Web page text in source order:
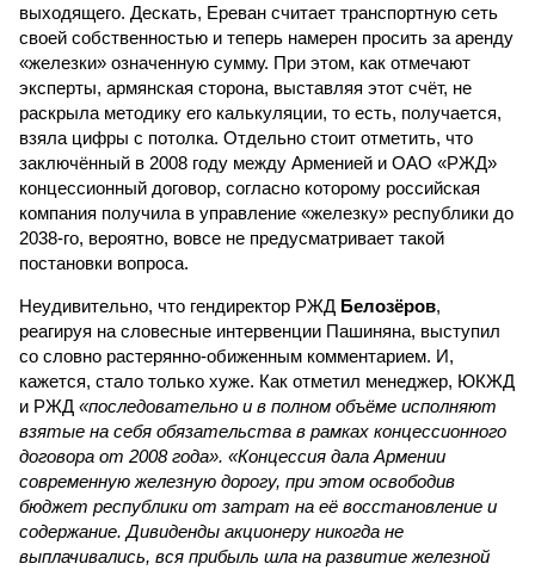
выходящего. Дескать, Ереван считает транспортную сеть
своей собственностью и теперь намерен просить за аренду
«железки» означенную сумму. При этом, как отмечают
эксперты, армянская сторона, выставляя этот счёт, не
раскрыла методику его калькуляции, то есть, получается,
взяла цифры с потолка. Отдельно стоит отметить, что
заключённый в 2008 году между Арменией и ОАО «РЖД»
концессионный договор, согласно которому российская
компания получила в управление «железку» республики до
2038-го, вероятно, вовсе не предусматривает такой
постановки вопроса.
Неудивительно, что гендиректор РЖД Белозёров,
реагируя на словесные интервенции Пашиняна, выступил
со словно растерянно-обиженным комментарием. И,
кажется, стало только хуже. Как отметил менеджер, ЮКЖД
и РЖД «последовательно и в полном объёме исполняют
взятые на себя обязательства в рамках концессионного
договора от 2008 года». «Концессия дала Армении
современную железную дорогу, при этом освободив
бюджет республики от затрат на её восстановление и
содержание. Дивиденды акционеру никогда не
выплачивались, вся прибыль шла на развитие железной